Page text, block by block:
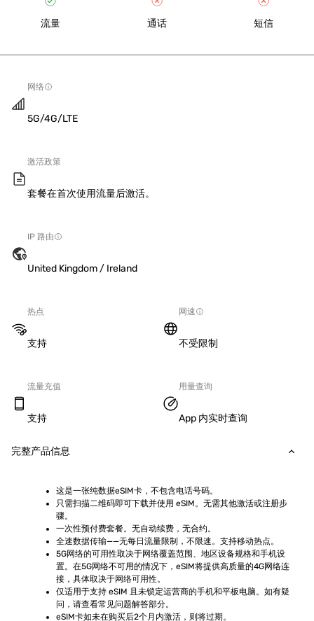
流量 通话 短信
网络
5G/4G/LTE
激活政策
套餐在首次使用流量后激活。
IP 路由
United Kingdom / Ireland
热点
支持
网速
不受限制
流量充值
支持
用量查询
App 内实时查询
完整产品信息
这是一张纯数据eSIM卡，不包含电话号码。
只需扫描二维码即可下载并使用 eSIM。无需其他激活或注册步
骤。
一次性预付费套餐。无自动续费，无合约。
全速数据传输——无每日流量限制，不限速。支持移动热点。
5G网络的可用性取决于网络覆盖范围、地区设备规格和手机设
置。在5G网络不可用的情况下，eSIM将提供高质量的4G网络连
接，具体取决于网络可用性。
仅适用于支持 eSIM 且未锁定运营商的手机和平板电脑。如有疑
问，请查看常见问题解答部分。
eSIM卡如未在购买后2个月内激活，则将过期。